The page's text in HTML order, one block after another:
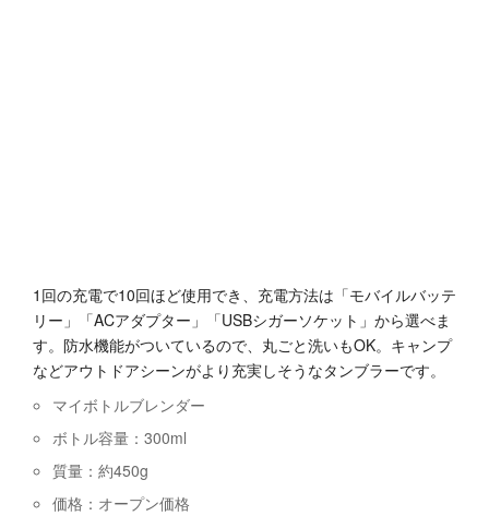
1回の充電で10回ほど使用でき、充電方法は「モバイルバッテ
リー」「ACアダプター」「USBシガーソケット」から選べま
す。防水機能がついているので、丸ごと洗いもOK。キャンプ
などアウトドアシーンがより充実しそうなタンブラーです。
マイボトルブレンダー
ボトル容量：300ml
質量：約450g
価格：オープン価格